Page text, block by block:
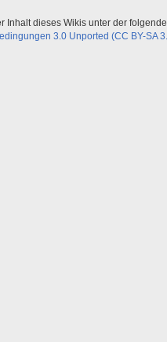
Inhalt dieses Wikis unter der
3.0 Unported (CC BY-SA